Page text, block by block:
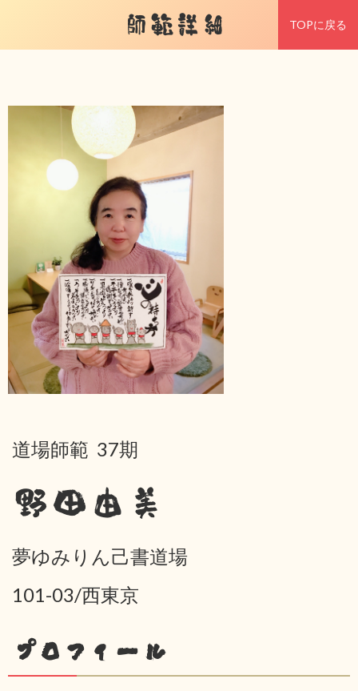
師範詳細 TOPに戻る
道場師範 37期
野田由美
夢ゆみりん己書道場
101-03/西東京
プロフィール